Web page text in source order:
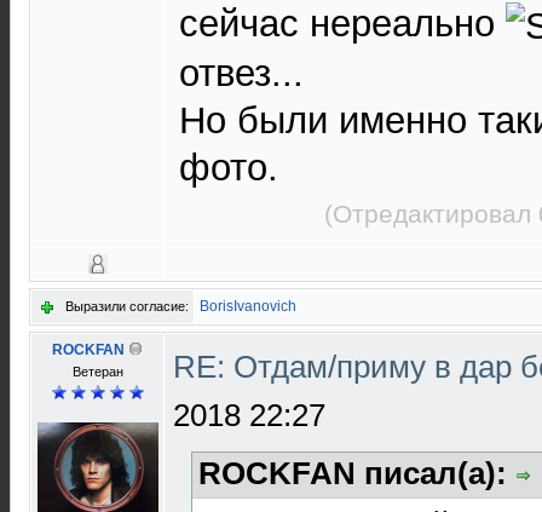
сейчас нереально
отвез...
Но были именно
фото.
Выразили согласие: BorisIvanovich
ROCKFAN
Ветеран
RE: Отдам/приму в дар
2018 22:27
ROCKFAN писал(а):